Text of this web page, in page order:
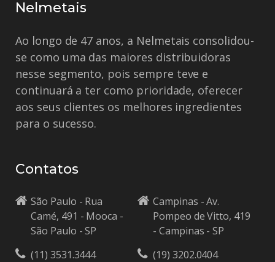
Nelmetais
Ao longo de 47 anos, a Nelmetais consolidou-
se como uma das maiores distribuidoras
nesse segmento, pois sempre teve e
continuará a ter como prioridade, oferecer
aos seus clientes os melhores ingredientes
para o sucesso.
Contatos
São Paulo - Rua
Camé, 491 - Mooca -
São Paulo - SP
(11) 3531.3444
Campinas - Av.
Pompeo de Vitto, 419
- Campinas - SP
(19) 3202.0404